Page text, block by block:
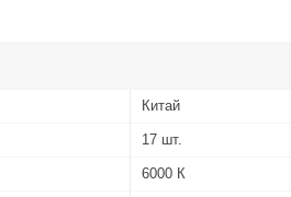
Китай
17 шт.
6000 К